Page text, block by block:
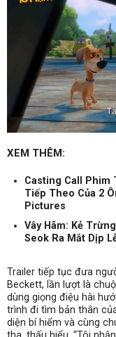
XEM THÊM:
Casting Call Phim
Tiếp Theo Của 2
Pictures
Vây Hãm: Kẻ
Seok Ra Mắt Dịp
Trailer tiếp tục đưa
Beckett, lần lượt là
dùng giọng điệu hài
trình đi tìm bản thân
diện bí hiểm và cùng